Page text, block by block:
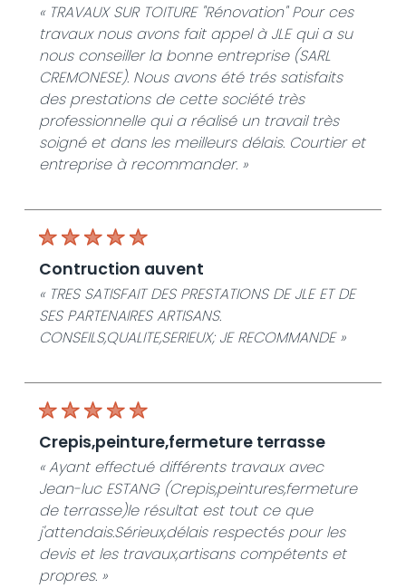
« TRAVAUX SUR TOITURE "Rénovation" Pour ces
travaux nous avons fait appel à JLE qui a su
nous conseiller la bonne entreprise (SARL
CREMONESE). Nous avons été trés satisfaits
des prestations de cette société très
professionnelle qui a réalisé un travail très
soigné et dans les meilleurs délais. Courtier et
entreprise à recommander. »
contruction auvent
« TRES SATISFAIT DES PRESTATIONS DE JLE ET DE
SES PARTENAIRES ARTISANS.
CONSEILS,QUALITE,SERIEUX; JE RECOMMANDE »
crepis,peinture,fermeture terrasse
« Ayant effectué différents travaux avec
Jean-luc ESTANG (Crepis,peintures,fermeture
de terrasse)le résultat est tout ce que
j'attendais.Sérieux,délais respectés pour les
devis et les travaux,artisans compétents et
propres. »